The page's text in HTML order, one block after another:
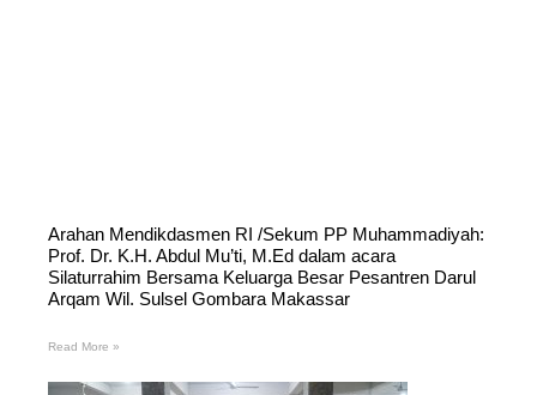
Arahan Mendikdasmen RI /Sekum PP Muhammadiyah:
Prof. Dr. K.H. Abdul Mu’ti, M.Ed dalam acara
Silaturrahim Bersama Keluarga Besar Pesantren Darul
Arqam Wil. Sulsel Gombara Makassar
Read More »